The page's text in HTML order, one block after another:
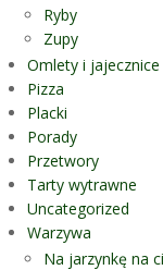
Ryby
Zupy
Omlety i jajecznice
Pizza
Placki
Porady
Przetwory
Tarty wytrawne
Uncategorized
Warzywa
Na jarzynkę na